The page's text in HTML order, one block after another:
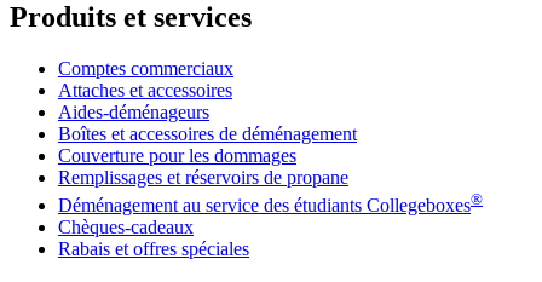
Produits et services
Comptes commerciaux
Attaches et accessoires
Aides-déménageurs
Boîtes et accessoires de déménagement
Couverture pour les dommages
Remplissages et réservoirs de propane
Déménagement au service des étudiants Collegeboxes®
Chèques-cadeaux
Rabais et offres spéciales